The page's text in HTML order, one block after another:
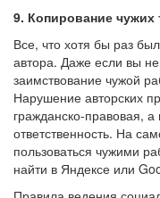
9. Копирование чужих
Все, что хотя бы раз
автора. Даже если вы
заимствование чужой
Нарушение авторских
гражданско-правовая,
ответственность. На
пользоваться чужими
найти в Яндексе или